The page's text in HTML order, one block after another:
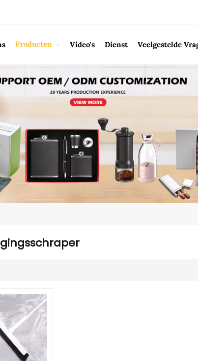
Producten Video's Dienst Veelgestelde